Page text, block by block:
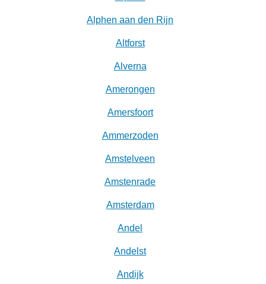
Alphen aan den Rijn
Altforst
Alverna
Amerongen
Amersfoort
Ammerzoden
Amstelveen
Amstenrade
Amsterdam
Andel
Andelst
Andijk